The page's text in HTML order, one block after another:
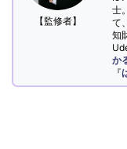
【監修者】
士
て
知
か
『